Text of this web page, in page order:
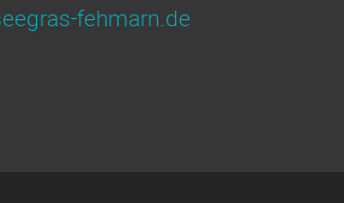
fehmarn.de